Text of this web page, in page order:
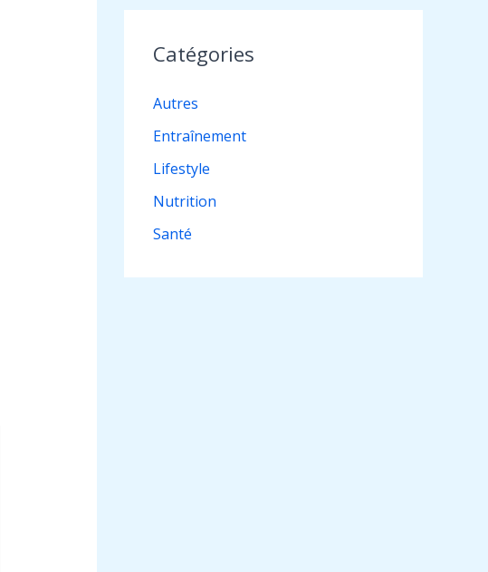
Catégories
Autres
Entraînement
Lifestyle
Nutrition
Santé